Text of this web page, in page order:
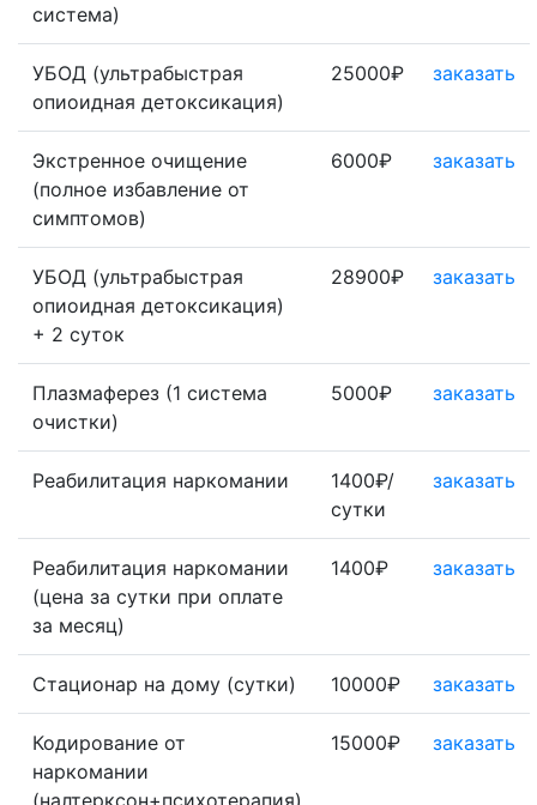
система)
УБОД (ультрабыстрая
опиоидная детоксикация)
25000₽ заказать
Экстренное очищение
(полное избавление от
симптомов)
6000₽ заказать
УБОД (ультрабыстрая
опиоидная детоксикация)
+ 2 суток
28900₽ заказать
Плазмаферез (1 система
очистки)
5000₽ заказать
Реабилитация наркомании
1400₽/
сутки
заказать
Реабилитация наркомании
(цена за сутки при оплате
за месяц)
1400₽ заказать
Стационар на дому (сутки) 10000₽ заказать
Кодирование от
наркомании
15000₽ заказать